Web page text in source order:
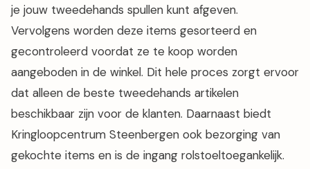
je jouw tweedehands spullen kunt afgeven.
Vervolgens worden deze items gesorteerd en
gecontroleerd voordat ze te koop worden
aangeboden in de winkel. Dit hele proces zorgt ervoor
dat alleen de beste tweedehands artikelen
beschikbaar zijn voor de klanten. Daarnaast biedt
Kringloopcentrum Steenbergen ook bezorging van
gekochte items en is de ingang rolstoeltoegankelijk.